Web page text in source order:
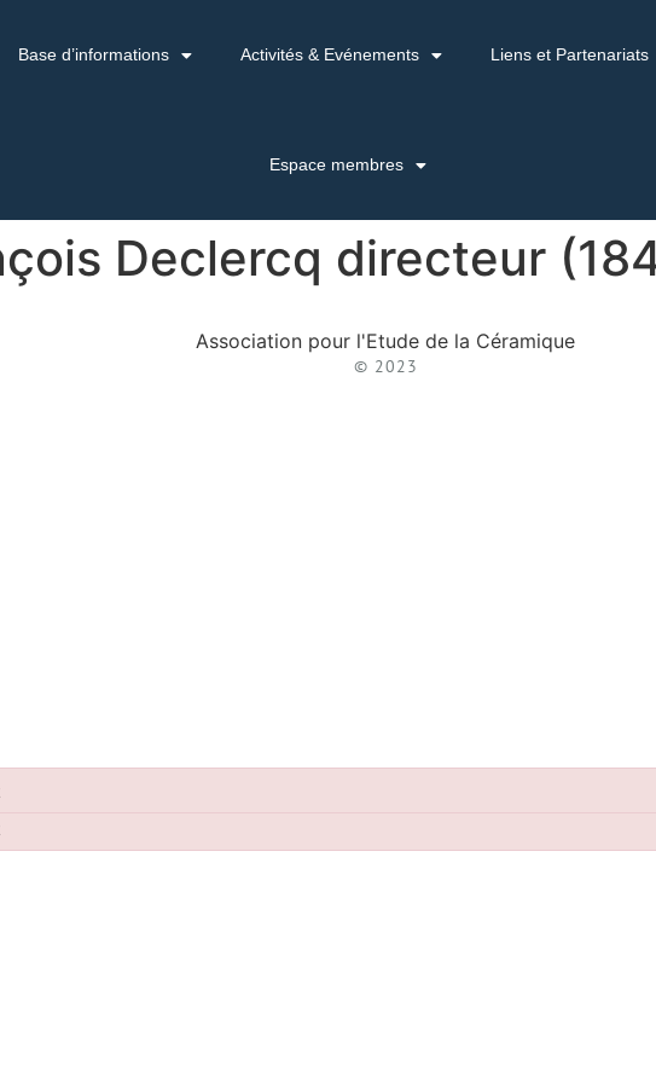
Base d’informations Activités & Evénements Liens et Partenariats
Espace membres
Declercq directeur
Association pour l'Etude de la Céramique
© 2023